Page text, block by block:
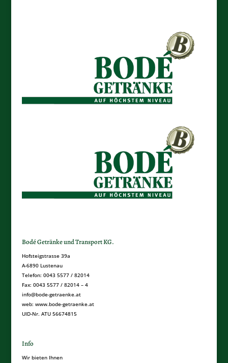
Bodé Getränke und Transport KG.
Hofsteigstrasse 39a
A-6890 Lustenau
Telefon: 0043 5577 / 82014
Fax: 0043 5577 / 82014 – 4
info@bode-getraenke.at
web: www.bode-getraenke.at
UID-Nr. ATU 56674815
Info
Wir bieten Ihnen